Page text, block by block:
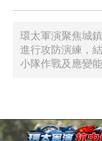
環太軍演聚焦城
進行攻防演練，
小隊作戰及應變